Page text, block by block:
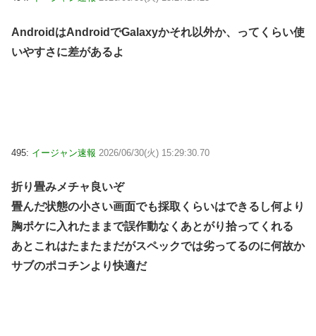
AndroidはAndroidでGalaxyかそれ以外か、ってくらい使
いやすさに差があるよ
495: イージャン速報 2026/06/30(火) 15:29:30.70
折り畳みメチャ良いぞ
畳んだ状態の小さい画面でも採取くらいはできるし何より
胸ポケに入れたままで誤作動なくあとがり拾ってくれる
あとこれはたまたまだがスペックでは劣ってるのに何故か
サブのポコチンより快適だ